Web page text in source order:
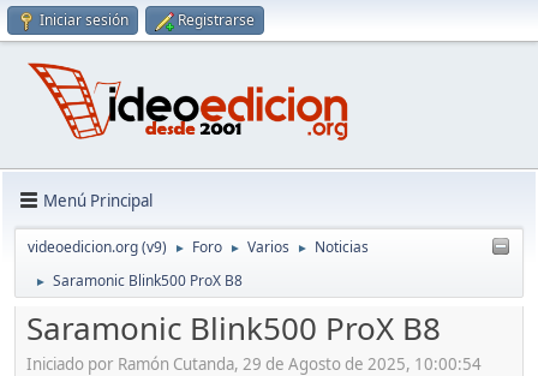
Iniciar sesión Registrarse
Menú Principal
videoedicion.org (v9) ► Foro ► Varios ► Noticias
► Saramonic Blink500 ProX B8
Saramonic Blink500 ProX B8
Iniciado por Ramón Cutanda, 29 de Agosto de 2025, 10:00:54